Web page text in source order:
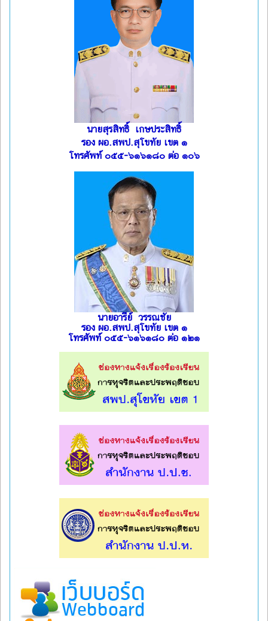
นายสุรสิทธิ์ เกษประสิทธิ์
รอง ผอ.สพป.สุโขทัย เขต ๑
โทรศัพท์ ๐๕๕-๖๑๖๑๘๐ ต่อ ๑๐๖
นายอารีย์ วรรณชัย
รอง ผอ.สพป.สุโขทัย เขต ๑
โทรศัพท์ ๐๕๕-๖๑๖๑๘๐ ต่อ ๑๒๑